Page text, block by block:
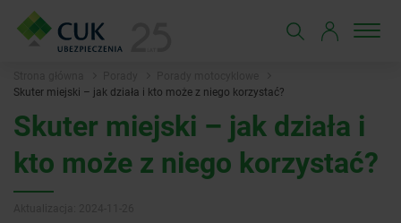
Skuter miejski – jak działa i kto może z niego korzystać?
Skuter miejski – jak działa i
kto może z niego korzystać?